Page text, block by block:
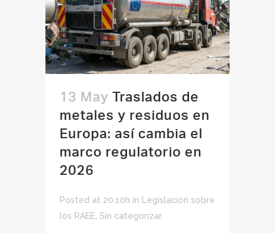
13 May Traslados de
metales y residuos en
Europa: así cambia el
marco regulatorio en
2026
Posted at 20:10h in Legislación sobre
los RAEE, Sin categorizar